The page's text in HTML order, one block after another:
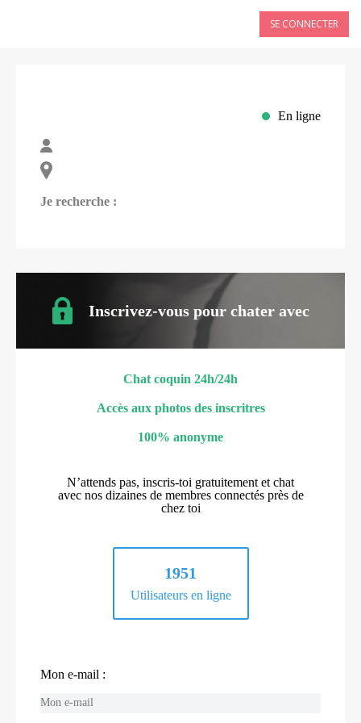
SE CONNECTER
En ligne
Je recherche :
Inscrivez-vous pour chater avec
Chat coquin 24h/24h
Accès aux photos des inscritres
100% anonyme
N’attends pas, inscris-toi gratuitement et chat
avec nos dizaines de membres connectés près de
chez toi
1951
Utilisateurs en ligne
Mon e-mail :